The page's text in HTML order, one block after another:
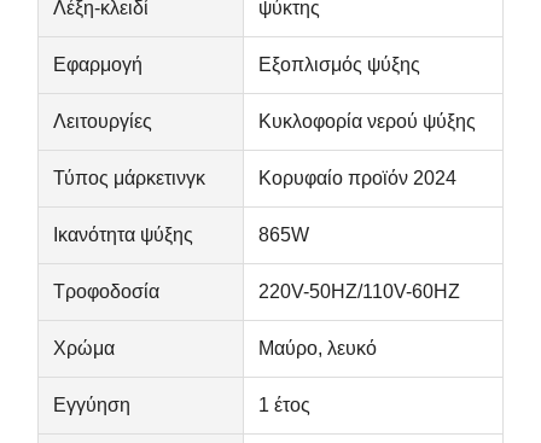
Home Office Φλούδα
μπανιέρα πάγου
Κιτ Αεραγωγού Παραθύρου Κλιματιστικού
Λέξη-κλειδί ψύκτης
Εφαρμογή Εξοπλισμός ψύξης
Λειτουργίες Κυκλοφορία νερού ψύξης
Τύπος μάρκετινγκ Κορυφαίο προϊόν 2024
Ικανότητα ψύξης 865W
Τροφοδοσία 220V-50HZ/110V-60HZ
Χρώμα Μαύρο, λευκό
Εγγύηση 1 έτος